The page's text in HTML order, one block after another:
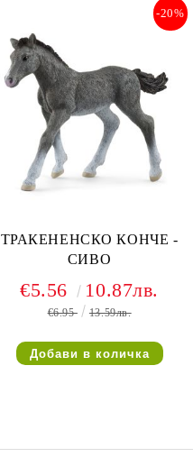
ТРАКЕНЕНСКО КОНЧЕ -
СИВО
-20%
€5.56 10.87лв.
€6.95 13.59лв.